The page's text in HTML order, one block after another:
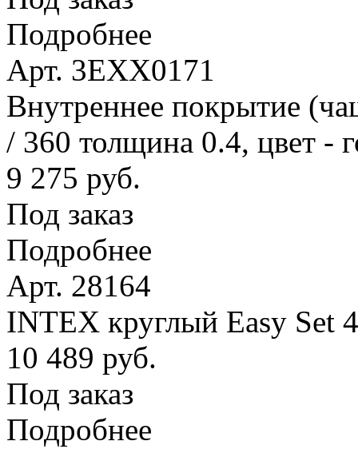
Подробнее
Арт. 3EXX0171
Внутреннее покрытие
/ 360 толщина 0.4, цвет -
9 275 руб.
Под заказ
Подробнее
Арт. 28164
INTEX круглый Easy Set
10 489 руб.
Под заказ
Подробнее